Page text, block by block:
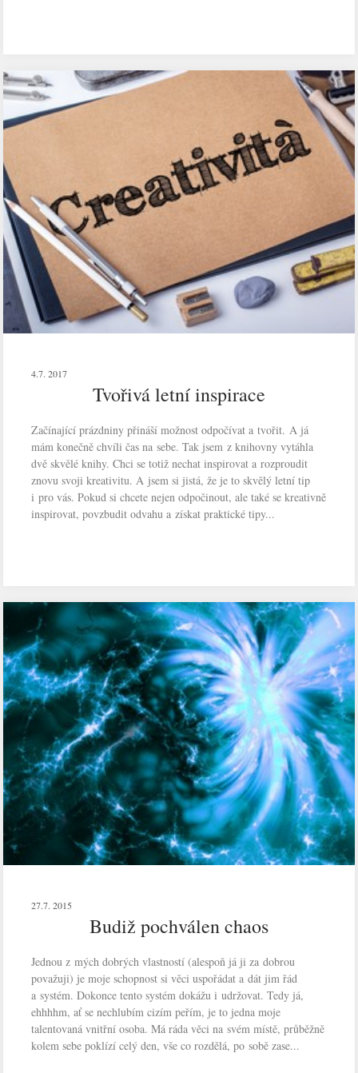
4.7. 2017
Tvořivá letní inspirace
Začínající prázdniny přináší možnost odpočívat a tvořit. A já
mám konečně chvíli čas na sebe. Tak jsem z knihovny vytáhla
dvě skvělé knihy. Chci se totiž nechat inspirovat a rozproudit
znovu svoji kreativitu. A jsem si jistá, že je to skvělý letní tip
i pro vás. Pokud si chcete nejen odpočinout, ale také se kreativně
inspirovat, povzbudit odvahu a získat praktické tipy...
27.7. 2015
Budiž pochválen chaos
Jednou z mých dobrých vlastností (alespoň já ji za dobrou
považuji) je moje schopnost si věci uspořádat a dát jim řád
a systém. Dokonce tento systém dokážu i udržovat. Tedy já,
ehhhhm, ať se nechlubím cizím peřím, je to jedna moje
talentovaná vnitřní osoba. Má ráda věci na svém místě, průběžně
kolem sebe poklízí celý den, vše co rozdělá, po sobě zase...